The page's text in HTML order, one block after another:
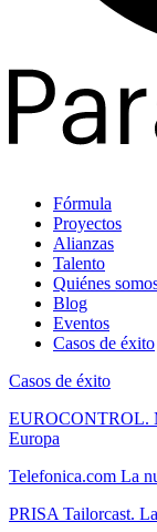
Fórmula
Proyectos
Alianzas
Talento
Quiénes
Blog
Eventos
Casos de éxito
Casos de éxito
EUROCONTROL.
Europa
Telefonica.com La
PRISA Tailorcast.